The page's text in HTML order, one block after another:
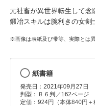
元社畜が異世界転生して
鍛冶スキルは腕利きの女剣
※画像は表紙及び帯等、実際とは
紙書籍
発売日：2021年09月27日
判型：Ｂ６判／162ページ
定価：924円（本体840円＋